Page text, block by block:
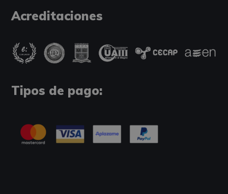
Acreditaciones
Tipos de pago: